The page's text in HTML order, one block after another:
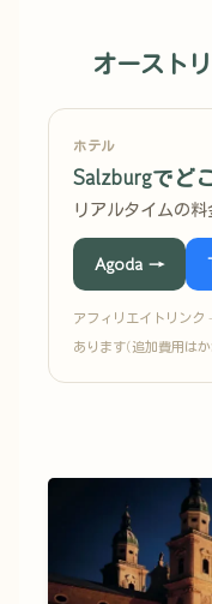
オースト
ホテル
Salzburgでど
リアルタイムの料
Agoda →
アフィリエイトリン
あります(追加費用はか